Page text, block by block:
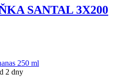
SANTAL 3X200
2 dny